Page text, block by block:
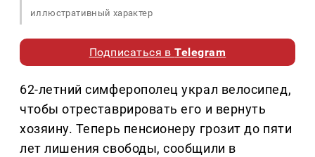
иллюстративный характер
Подписаться вTelegram
62-летний симферополец украл велосипед,
чтобы отреставрировать его и вернуть
хозяину. Теперь пенсионеру грозит до пяти
лет лишения свободы, сообщили в